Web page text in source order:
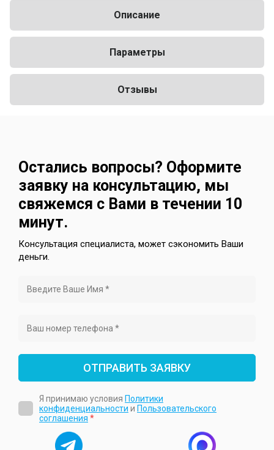
Описание
Параметры
Отзывы
Остались вопросы? Оформите
заявку на консультацию, мы
свяжемся с Вами в течении 10
минут.
Консультация специалиста, может сэкономить Ваши
деньги.
Я принимаю условия Политики
конфиденциальности и Пользовательского
соглашения *
ОТПРАВИТЬ ЗАЯВКУ